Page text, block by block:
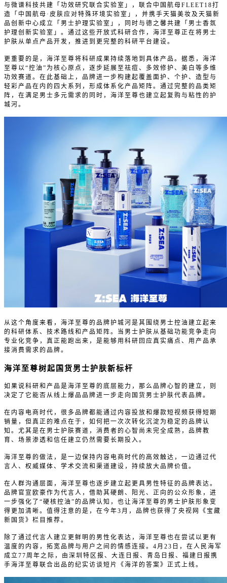
与微谱科技共建「功效研究联合实验室」，联合中国航母FLEET18打
造「中国航母·皮肤应对特殊环境实验室」，并携手天猫美妆及天猫新
品创新中心成立「男士护理实验室」，同时与德之馨共建「男士香氛
护理创新实验室」。通过这些开放式科研合作，海洋至尊正在将男士
护肤从单点产品开发，推进到更完整的科研平台建设。
更重要的是，海洋至尊将科研成果持续落地到具体产品。据悉，海洋
至尊以“控油”为核心原点，逐步延展至祛痘、多效修护、美白等多维
功效赛道。在此基础上，品牌进一步构建起覆盖面护、个护、造型与
轻彩产品在内的四大系列，形成体系化产品矩阵。通过完整的品类矩
阵，在满足男士多元需求的同时，海洋至尊也建立起复购与粘性的护
城河。
从这个角度来看，海洋至尊的品牌护城河是其围绕男士控油建立起来
的科研体系、技术路线和产品矩阵。当男士护肤从基础功能竞争走向
专业化竞争，真正能跑出来，是能够用科研回应真实痛点、用产品承
接消费需求的品牌。
海洋至尊树起国货男士护肤新标杆
如果说科研和产品是海洋至尊的底层能力，那么品牌心智的建立，则
决定了它能否从线上爆品品牌进一步走向国货男士护肤代表品牌。
在内容电商时代，很多品牌都能通过内容投放和爆款短视频获得短期
销量，但真正的难点在于，如何把一次次转化沉淀为稳定的品牌认
知。尤其是在男士护肤赛道，消费者的心智尚未完全成熟，品牌教
育、场景渗透和信任建立仍然需要长期投入。
海洋至尊的做法，是一边保持内容电商时代的高效触达，一边通过代
言人、权威媒体、学术交流和渠道建设，持续放大品牌价值。
在人群沟通层面，海洋至尊也逐步建立起更具男性特征的品牌表达。
品牌官宣欧豪作为代言人，借助其硬朗、阳光、正向的公众形象，进
一步强化了“硬核控油”的品牌认知，也让海洋至尊的男士护肤形象变
得更加清晰。值得注意的是，在今年3月，品牌也获得了央视网《宝藏
新国货》栏目推荐。
除了通过代言人建立更鲜明的男性化表达，海洋至尊也在尝试以更有
温度的内容，拓宽品牌与用户之间的情感连接。4月23日，在人民海军
成立77周年之际，由深圳特区报、大连日报、青岛日报、福建日报携
手海洋至尊联合出品的纪实访谈短片《海洋的答案》正式上线。